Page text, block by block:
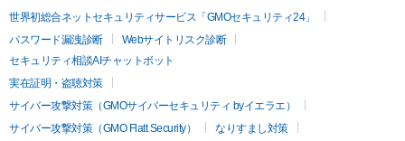
世界初総合ネットセキュリティサービス「GMOセキュリティ24」
パスワード漏洩診断
Webサイトリスク診断
セキュリティ相談AIチャットボット
実在証明・盗聴対策
サイバー攻撃対策（GMOサイバーセキュリティ byイエラエ）
サイバー攻撃対策（GMO Flatt Security）
なりすまし対策